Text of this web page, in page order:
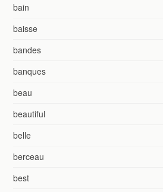
bain
baisse
bandes
banques
beau
beautiful
belle
berceau
best